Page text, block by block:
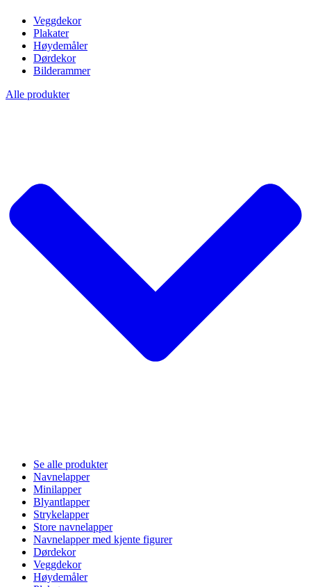
Veggdekor
Plakater
Høydemåler
Dørdekor
Bilderammer
Alle produkter
Se alle produkter
Navnelapper
Minilapper
Blyantlapper
Strykelapper
Store navnelapper
Navnelapper med kjente figurer
Dørdekor
Veggdekor
Høydemåler